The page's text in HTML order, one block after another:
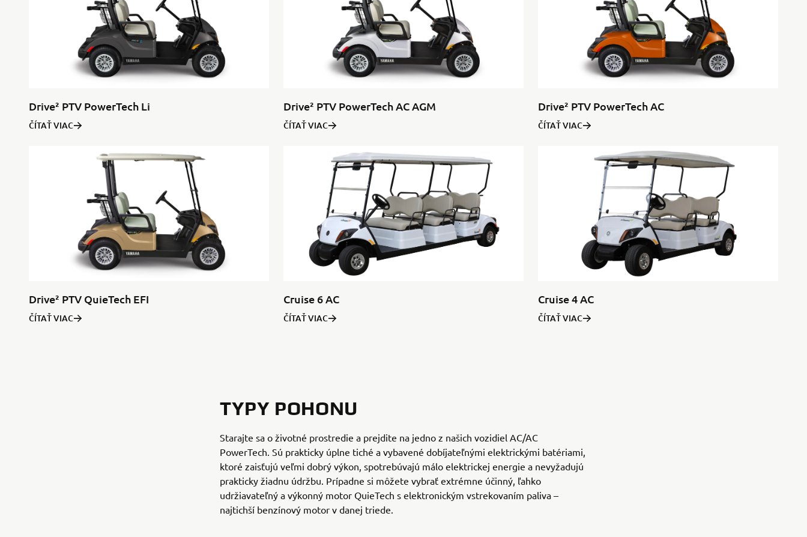
Drive² PTV PowerTech Li
ČÍTAŤ VIAC
Drive² PTV PowerTech AC AGM
ČÍTAŤ VIAC
Drive² PTV PowerTech AC
ČÍTAŤ VIAC
Drive² PTV QuieTech EFI
ČÍTAŤ VIAC
Cruise 6 AC
ČÍTAŤ VIAC
Cruise 4 AC
ČÍTAŤ VIAC
TYPY POHONU
Starajte sa o životné prostredie a prejdite na jedno z našich vozidiel AC/AC
PowerTech. Sú prakticky úplne tiché a vybavené dobíjateľnými elektrickými batériami,
ktoré zaisťujú veľmi dobrý výkon, spotrebúvajú málo elektrickej energie a nevyžadujú
prakticky žiadnu údržbu. Prípadne si môžete vybrať extrémne účinný, ľahko
udržiavateľný a výkonný motor QuieTech s elektronickým vstrekovaním paliva –
najtichší benzínový motor v danej triede.